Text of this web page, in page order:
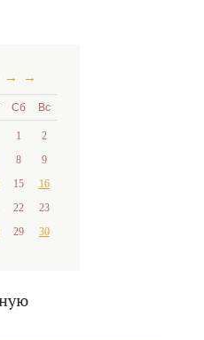
→ →
Сб Вс
1
2
8
9
15
16
22
23
29 30